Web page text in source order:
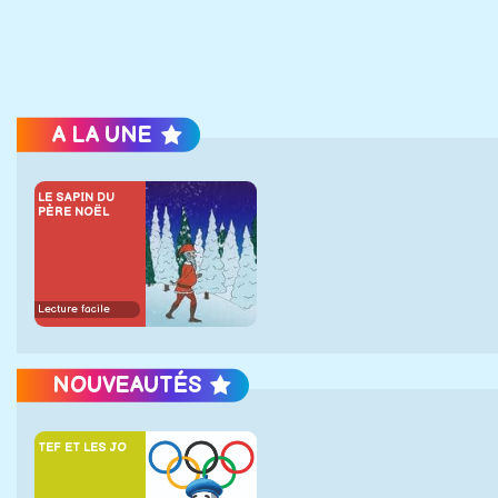
A LA UNE
LE SAPIN DU
PÈRE NOËL
Lecture facile
NOUVEAUTÉS
TEF ET LES JO